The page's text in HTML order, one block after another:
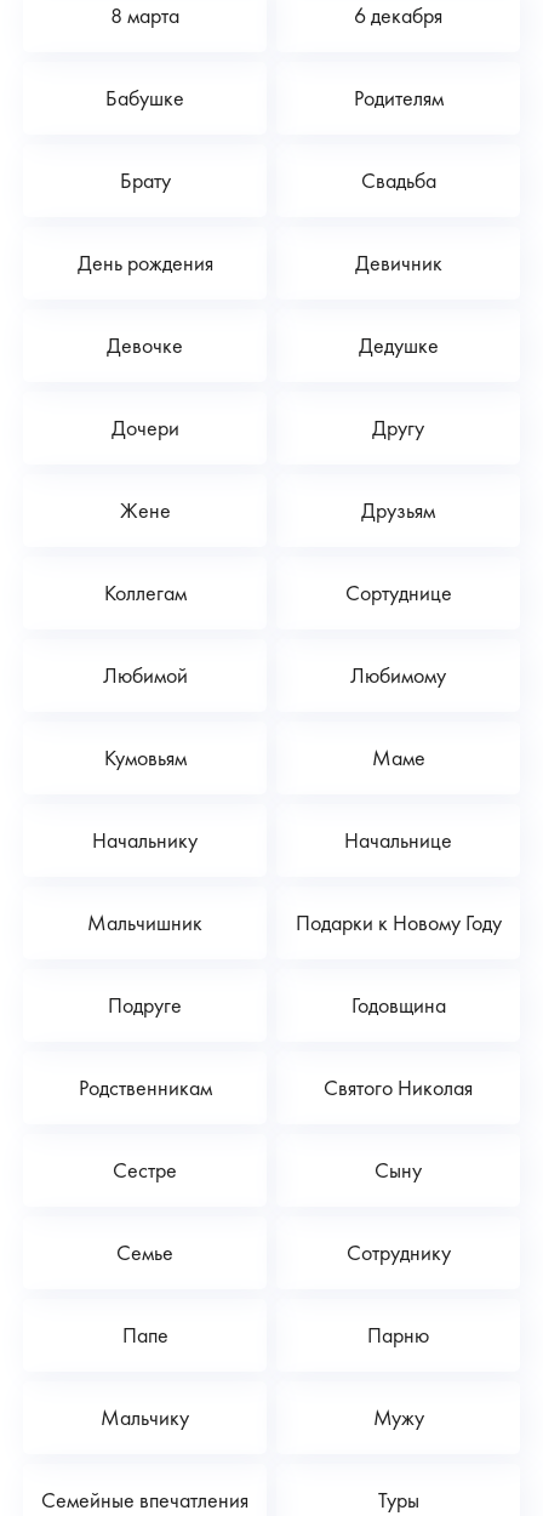
8 марта 6 декабря
Бабушке Родителям
Брату Свадьба
День рождения Девичник
Девочке Дедушке
Дочери Другу
Жене Друзьям
Коллегам Сортуднице
Любимой Любимому
Кумовьям Маме
Начальнику Начальнице
Мальчишник Подарки к Новому Году
Подруге Годовщина
Родственникам Святого Николая
Сестре Сыну
Семье Сотруднику
Папе Парню
Мальчику Мужу
Семейные впечатления Туры